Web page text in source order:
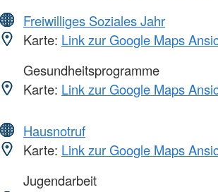
Freiwilliges Soziales Jahr
Karte: Link zur Google Maps
Gesundheitsprogramme
Karte: Link zur Google Maps
Hausnotruf
Karte: Link zur Google Maps
Jugendarbeit